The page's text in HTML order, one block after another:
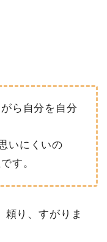
ら自分を自分
いにくいの
す。
頼り、すがりま